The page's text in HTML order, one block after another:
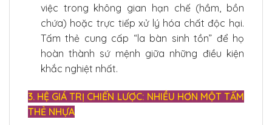
việc trong không gian hạn chế (hầm, bồn
chứa) hoặc trực tiếp xử lý hóa chất độc hại.
Tấm thẻ cung cấp “la bàn sinh tồn” để họ
hoàn thành sứ mệnh giữa những điều kiện
khắc nghiệt nhất.
3. HỆ GIÁ TRỊ CHIẾN LƯỢC: NHIỀU HƠN MỘT TẤM
THẺ NHỰA